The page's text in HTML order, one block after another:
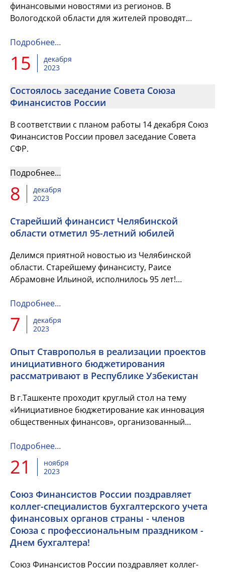
финансовыми новостями из регионов. В
Вологодской области для жителей проводят
Подробнее…
15
декабря
2023
Состоялось заседание Совета Союза
Финансистов России
В соответствии с планом работы 14 декабря Союз
Финансистов России провел заседание Совета
СФР.
Подробнее…
8
декабря
2023
Старейший финансист Челябинской
области отметил 95-летний юбилей
Делимся приятной новостью из Челябинской
области. Старейшему финансисту, Раисе
Абрамовне Ильиной, исполнилось 95 лет!
радостью встретила коллег-финансистов,...
Подробнее…
7
декабря
2023
Опыт Ставрополья в реализации проектов
инициативного бюджетирования
рассматривают в Республике Узбекистан
В г.Ташкенте проходит круглый стол на тему
«Инициативное бюджетирование как инновация
общественных финансов», организованный
Узбекистан и Научно-исследова...
Подробнее…
21
ноября
2023
Союз Финансистов России поздравляет
коллег-специалистов бухгалтерского учета
финансовых органов страны - членов
Союза с профессиональным праздником -
Днем бухгалтера!
Союз Финансистов России поздравляет коллег-